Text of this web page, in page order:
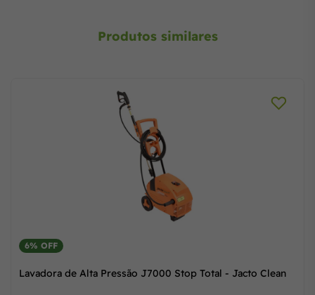
Produtos similares
Lavadora de Alta Pressão J7000 Stop Total - Jacto